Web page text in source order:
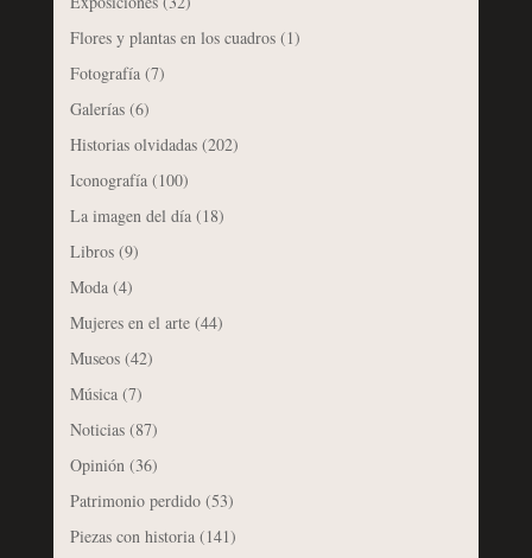
Flores y plantas en los cuadros(1)
Fotografía(7)
Galerías(6)
Historias olvidadas(202)
Iconografía(100)
La imagen del día(18)
Libros(9)
Moda(4)
Mujeres en el arte(44)
Museos(42)
Música(7)
Noticias(87)
Opinión(36)
Patrimonio perdido(53)
Piezas con historia(141)